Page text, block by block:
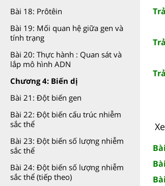
Bài 18: Prôtêin
Bài 19: Mối quan hệ giữa gen và
tính trạng
Bài 20: Thực hành : Quan sát và
lắp mô hình ADN
Chương 4: Biến dị
Bài 21: Đột biến gen
Bài 22: Đột biến cấu trúc nhiễm
sắc thể
Bài 23: Đột biến số lượng nhiễm
sắc thể
Bài 24: Đột biến số lượng nhiễm
sắc thể (tiếp theo)